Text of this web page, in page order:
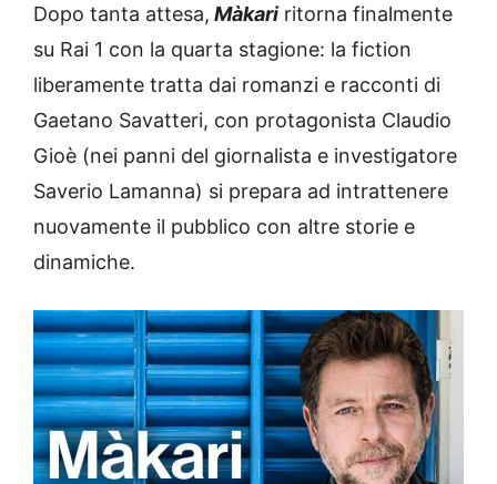
Dopo tanta attesa, Màkari ritorna finalmente
su Rai 1 con la quarta stagione: la fiction
liberamente tratta dai romanzi e racconti di
Gaetano Savatteri, con protagonista Claudio
Gioè (nei panni del giornalista e investigatore
Saverio Lamanna) si prepara ad intrattenere
nuovamente il pubblico con altre storie e
dinamiche.